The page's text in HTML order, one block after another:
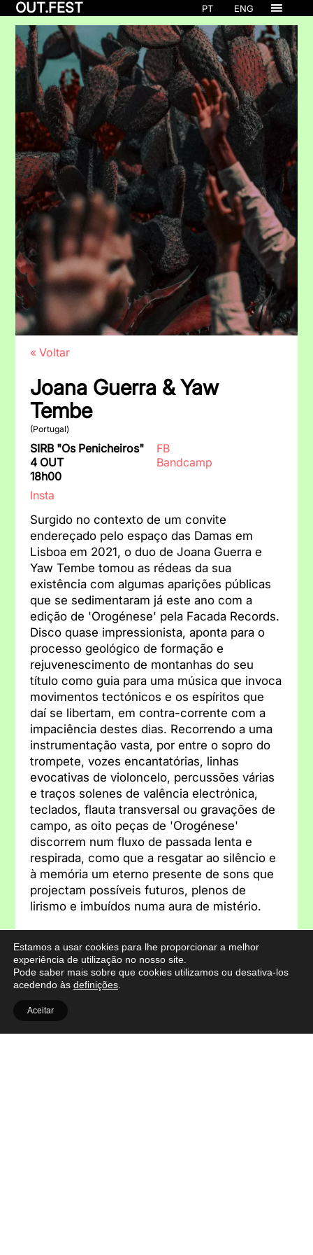
OUT.FEST PT ENG
« Voltar
Joana Guerra & Yaw
Tembe
(Portugal)
SIRB "Os Penicheiros"
4 OUT
18h00
FB
Bandcamp
Insta
Surgido no contexto de um convite
endereçado pelo espaço das Damas em
Lisboa em 2021, o duo de Joana Guerra e
Yaw Tembe tomou as rédeas da sua
existência com algumas aparições públicas
que se sedimentaram já este ano com a
edição de 'Orogénese' pela Facada Records.
Disco quase impressionista, aponta para o
processo geológico de formação e
rejuvenescimento de montanhas do seu
título como guia para uma música que invoca
movimentos tectónicos e os espíritos que
daí se libertam, em contra-corrente com a
impaciência destes dias. Recorrendo a uma
instrumentação vasta, por entre o sopro do
trompete, vozes encantatórias, linhas
evocativas de violoncelo, percussões várias
e traços solenes de valência electrónica,
teclados, flauta transversal ou gravações de
campo, as oito peças de 'Orogénese'
discorrem num fluxo de passada lenta e
respirada, como que a resgatar ao silêncio e
à memória um eterno presente de sons que
projectam possíveis futuros, plenos de
lirismo e imbuídos numa aura de mistério.
Estamos a usar cookies para lhe proporcionar a melhor
experiência de utilização no nosso site.
Pode saber mais sobre que cookies utilizamos ou desativa-los
acedendo às definições
Aceitar